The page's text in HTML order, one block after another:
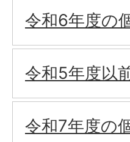
令和6年度の
令和5年度以
令和7年度の